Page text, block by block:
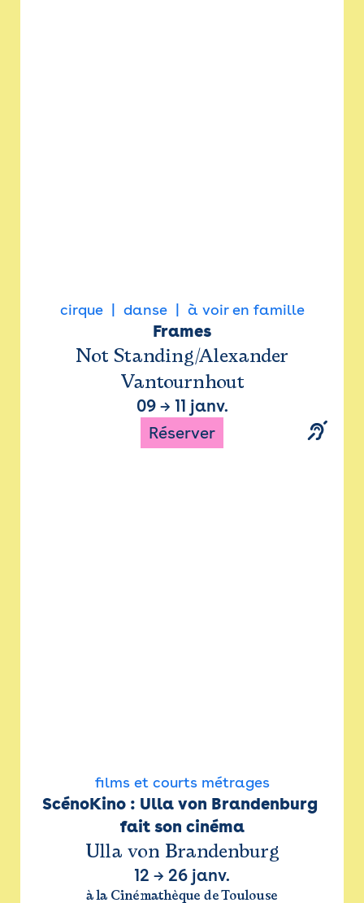
cirque danse à voir en famille
Frames
Not Standing/Alexander
Vantournhout
09→ 11 janv.
Réserver
films et courts métrages
ScénoKino : Ulla von Brandenburg
fait son cinéma
Ulla von Brandenburg
12 → 26 janv.
à la Cinémathèque de Toulouse